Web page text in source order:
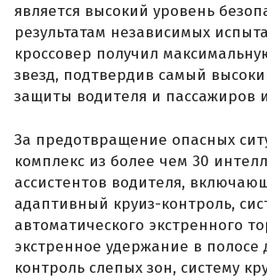
является высокий уровень
результатам независимых
кроссовер получил
звезд, подтвердив самый
защиты водителя и пассажиров
За предотвращение опасных
комплекс из более чем 30
ассистентов водителя,
адаптивный круиз-контроль,
автоматического экстренного
экстренное удержание в полосе
контроль слепых зон, систему